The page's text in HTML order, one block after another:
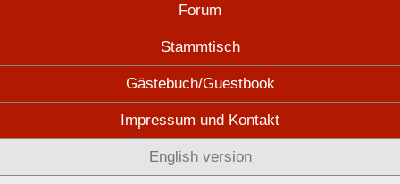
Forum
Stammtisch
Gästebuch/Guestbook
Impressum und Kontakt
English version